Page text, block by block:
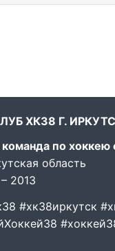
ХК38 Г.
по хоккею
область
– 2013
#хк38иркутск